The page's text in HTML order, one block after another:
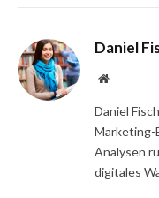
Daniel
Website
Daniel
Marketing-
Analysen
digitales